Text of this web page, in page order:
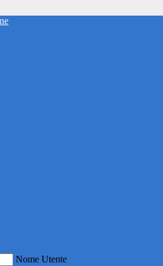
Nome Utente